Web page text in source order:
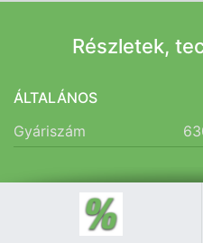
Részletek,
ÁLTALÁNOS
Gyáriszám